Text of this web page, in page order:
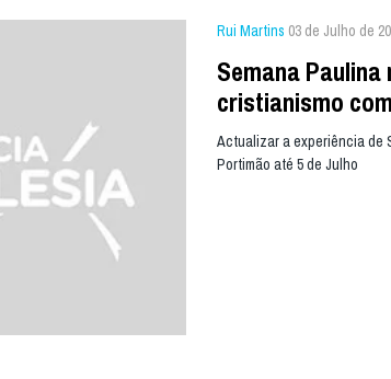
Rui Martins 03 de Julho de
Semana
cristianismo
Actualizar a experiência de
Portimão até 5 de Julho